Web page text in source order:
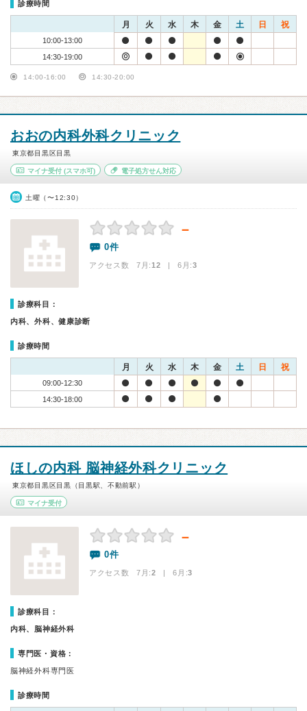
診療時間
月 火 水 木 金 土 日 祝
10:00-13:00
14:30-19:00
14:00-16:00 14:30-20:00
おおの内科外科クリニック
東京都目黒区目黒
マイナ受付 (スマホ可) 電子処方せん対応
土曜（〜12:30）
－
0件
アクセス数 7月:12 | 6月:3
診療科目：
内科、外科、健康診断
診療時間
月 火 水 木 金 土 日 祝
09:00-12:30
14:30-18:00
ほしの内科 脳神経外科クリニック
東京都目黒区目黒（目黒駅、不動前駅）
マイナ受付
－
0件
アクセス数 7月:2 | 6月:3
診療科目：
内科、脳神経外科
専門医・資格：
脳神経外科専門医
診療時間